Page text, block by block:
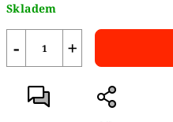
cena:
Skladem
+
−